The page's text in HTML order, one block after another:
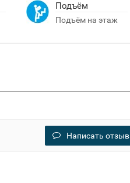
Подъём
Подъём на этаж
Написать отзыв